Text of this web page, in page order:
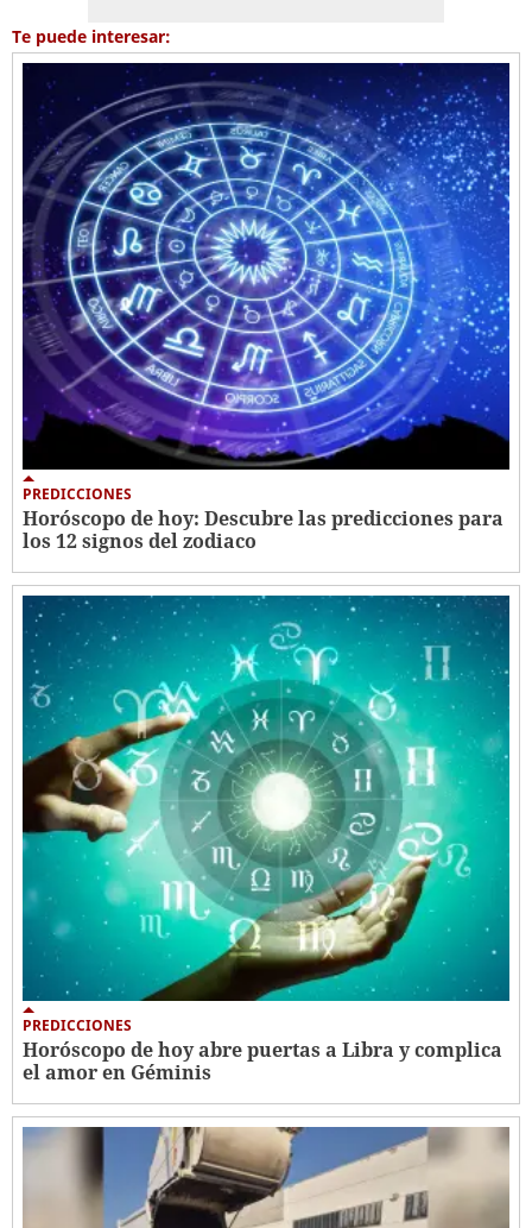
Te puede interesar:
PREDICCIONES
Horóscopo de hoy: Descubre las predicciones para
los 12 signos del zodiaco
PREDICCIONES
Horóscopo de hoy abre puertas a Libra y complica
el amor en Géminis